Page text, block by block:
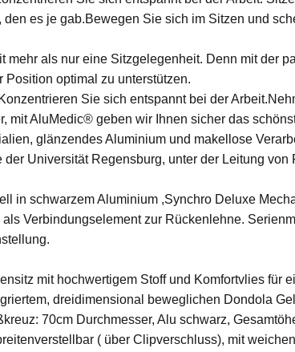
es je gab.Bewegen Sie sich im Sitzen und
mehr als nur eine Sitzgelegenheit. Denn mit der
optimal zu unterstützen.
Sie sich entspannt bei der
mit AluMedic® geben wir Ihnen sicher das
glänzendes Aluminium und makellose
Universität Regensburg, unter der Leitung
in schwarzem Aluminium ,Synchro Deluxe
Verbindungselement zur Rückenlehne.
mit hochwertigem Stoff und Komfortvlies für
dreidimensional beweglichen Dondola
70cm Durchmesser, Alu schwarz,
( über Clipverschluss), mit